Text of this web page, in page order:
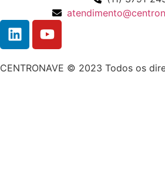
CENTRONAVE © 2023 Todos os